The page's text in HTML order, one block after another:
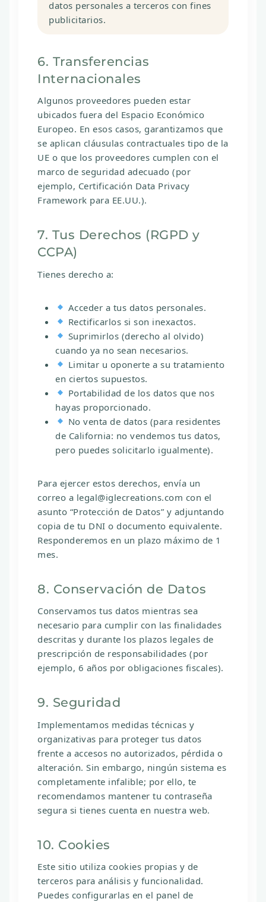
datos personales a terceros con fines
publicitarios.
6. Transferencias
Internacionales
Algunos proveedores pueden estar
ubicados fuera del Espacio Económico
Europeo. En esos casos, garantizamos que
se aplican cláusulas contractuales tipo de la
UE o que los proveedores cumplen con el
marco de seguridad adecuado (por
ejemplo, Certificación Data Privacy
Framework para EE.UU.).
7. Tus Derechos (RGPD y
CCPA)
Tienes derecho a:
Acceder a tus datos personales.
Rectificarlos si son inexactos.
Suprimirlos (derecho al olvido)
cuando ya no sean necesarios.
Limitar u oponerte a su tratamiento
en ciertos supuestos.
Portabilidad de los datos que nos
hayas proporcionado.
No venta de datos (para residentes
de California: no vendemos tus datos,
pero puedes solicitarlo igualmente).
Para ejercer estos derechos, envía un
correo a legal@iglecreations.com con el
asunto “Protección de Datos” y adjuntando
copia de tu DNI o documento equivalente.
Responderemos en un plazo máximo de 1
mes.
8. Conservación de Datos
Conservamos tus datos mientras sea
necesario para cumplir con las finalidades
descritas y durante los plazos legales de
prescripción de responsabilidades (por
ejemplo, 6 años por obligaciones fiscales).
9. Seguridad
Implementamos medidas técnicas y
organizativas para proteger tus datos
frente a accesos no autorizados, pérdida o
alteración. Sin embargo, ningún sistema es
completamente infalible; por ello, te
recomendamos mantener tu contraseña
segura si tienes cuenta en nuestra web.
10. Cookies
Este sitio utiliza cookies propias y de
terceros para análisis y funcionalidad.
Puedes configurarlas en el panel de